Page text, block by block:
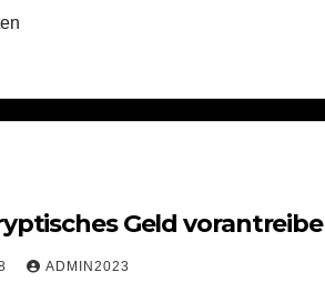
Geld
ADMIN2023